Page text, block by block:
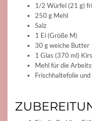
1/2 Würfel (21 g)
250 g Mehl
Salz
1 Ei (Größe M)
30 g weiche Butter
1 Glas (370 ml)
Mehl für die
Frischhaltefolie